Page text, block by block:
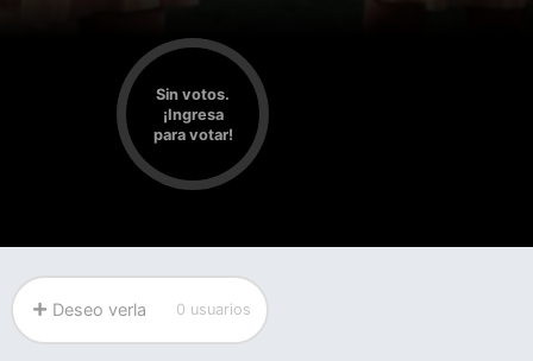
Sin votos.
¡Ingresa
para votar!
Deseo verla 0 usuarios